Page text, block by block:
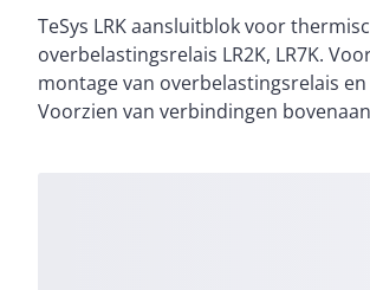
TeSys LRK aansluitblok voor
overbelastingsrelais LR2K, LR7K.
montage van overbelastingsrelais
Voorzien van verbindingen
schroefklemaansluitingen en opklikbare
op 35 mm DIN-rail. Het voldoet aan de